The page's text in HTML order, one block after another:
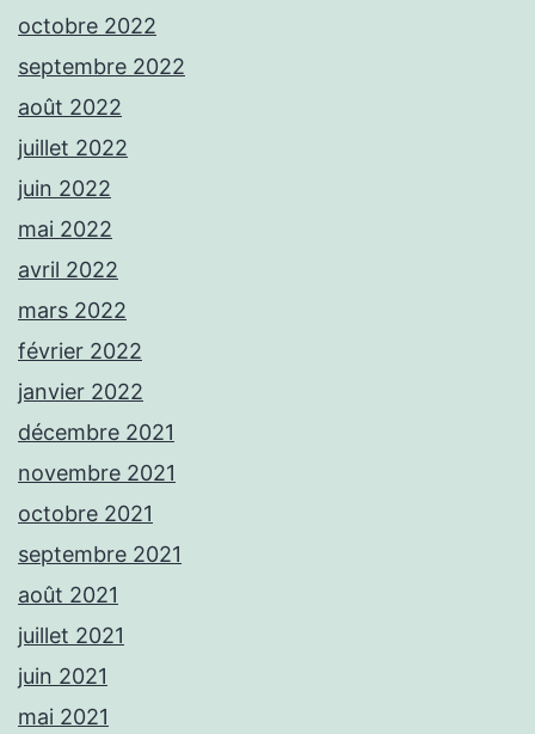
octobre 2022
septembre 2022
août 2022
juillet 2022
juin 2022
mai 2022
avril 2022
mars 2022
février 2022
janvier 2022
décembre 2021
novembre 2021
octobre 2021
septembre 2021
août 2021
juillet 2021
juin 2021
mai 2021